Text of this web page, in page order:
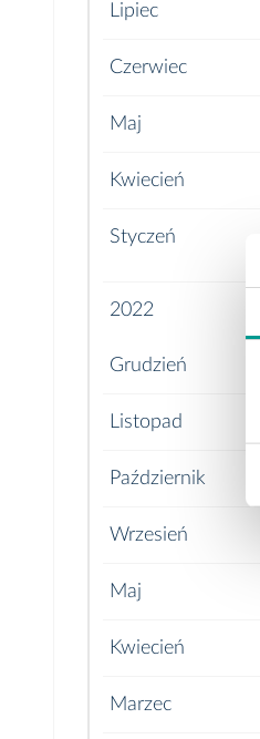
Lipiec
Czerwiec
Maj
Kwiecień
Styczeń
2022
Grudzień
Listopad
Październik
Wrzesień
Maj
Kwiecień
Marzec